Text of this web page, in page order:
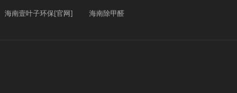
海南壹叶子环保[官网] 海南除甲醛